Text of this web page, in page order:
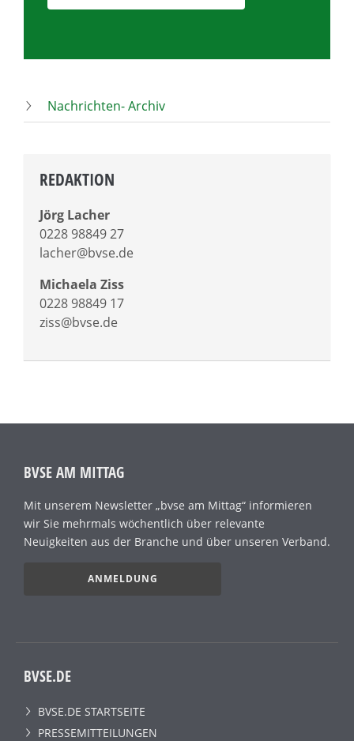
Nachrichten- Archiv
REDAKTION
Jörg Lacher
0228 98849 27
lacher@bvse.de
Michaela Ziss
0228 98849 17
ziss@bvse.de
BVSE AM MITTAG
Mit unserem Newsletter „bvse am Mittag“ informieren
wir Sie mehrmals wöchentlich über relevante
Neuigkeiten aus der Branche und über unseren Verband.
ANMELDUNG
BVSE.DE
BVSE.DE STARTSEITE
PRESSEMITTEILUNGEN